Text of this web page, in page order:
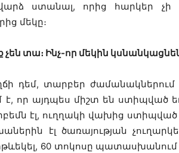
ստանալ, որից հարկեր չի
մեկը։
տա։ Ինչ-որ մեկին կսնանկացնեն,
դեմ, տարբեր
որ այդպես միշտ են ստիպված
էլ, ուղղակի վախից
էլ ծառայության
60 տոկոսը պատասխանում